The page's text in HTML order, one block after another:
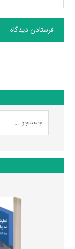
فرستادن دیدگاه